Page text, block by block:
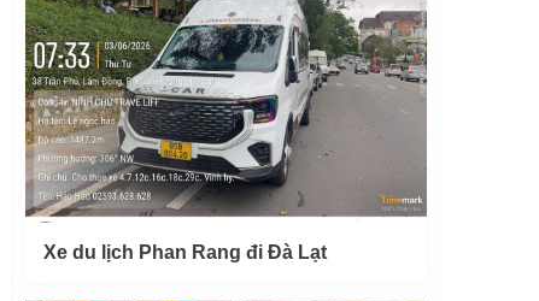
Xe du lịch Phan Rang đi Đà Lạt